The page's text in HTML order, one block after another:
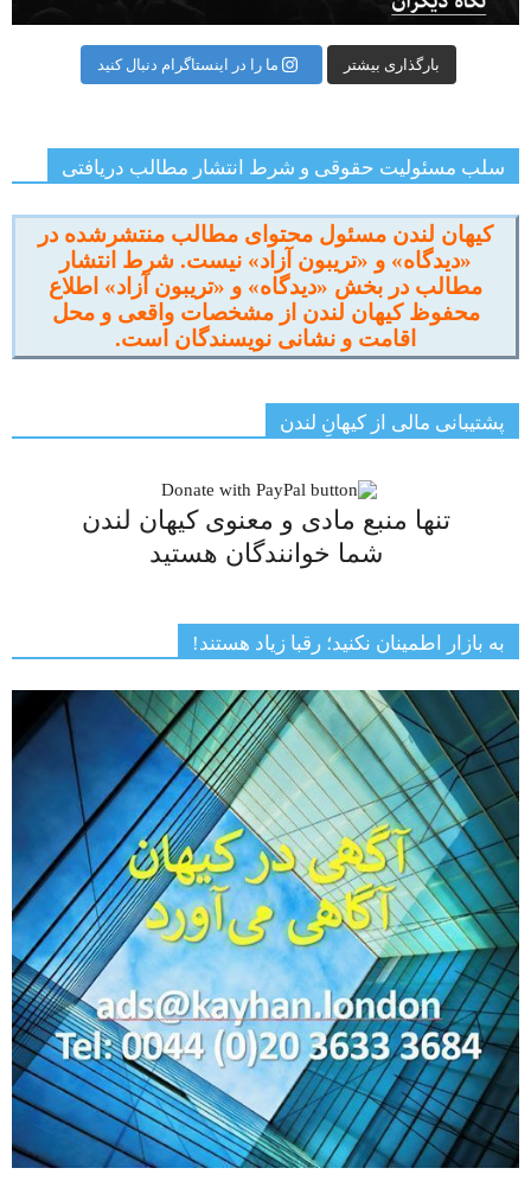
بارگذاری بیشتر ما را در اینستاگرام دنبال کنید
سلب مسئولیت حقوقی و شرط انتشار مطالب دریافتی
کیهان لندن مسئول محتوای مطالب منتشرشده در
«دیدگاه» و «تریبون آزاد» نیست. شرط انتشار
مطالب در بخش «دیدگاه» و «تریبون آزاد» اطلاع
محفوظ کیهان لندن از مشخصات واقعی و محل
اقامت و نشانی نویسندگان است.
پشتیبانی مالی از کیهانِ لندن
تنها منبع مادی و معنوی کیهان لندن
شما خوانندگان هستید
به بازار اطمینان نکنید؛ رقبا زیاد هستند!